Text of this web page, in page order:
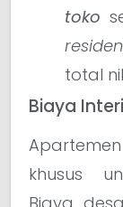
toko
total
Biaya
khusus